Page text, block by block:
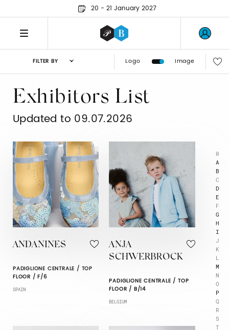
20 - 21 January 2027
FILTER BY Logo Image
0
A
B
C
D
E
F
G
H
I
J
K
L
M
N
O
P
Q
R
S
T
Exhibitors List
Updated to 09.07.2026
ANDANINES
PADIGLIONE CENTRALE / TOP
FLOOR / F/6
SPAIN
ANJA
SCHWERBROCK
PADIGLIONE CENTRALE / TOP
FLOOR / B/14
BELGIUM